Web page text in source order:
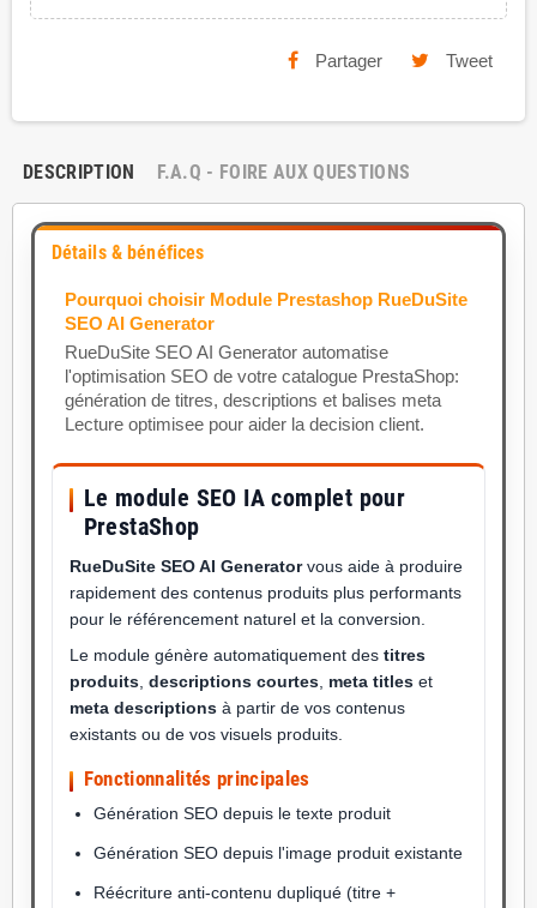
Partager Tweet
DESCRIPTION F.A.Q - FOIRE AUX QUESTIONS
Détails & bénéfices
Pourquoi choisir Module Prestashop RueDuSite
SEO AI Generator
RueDuSite SEO AI Generator automatise
l'optimisation SEO de votre catalogue PrestaShop:
génération de titres, descriptions et balises meta
Lecture optimisee pour aider la decision client.
Le module SEO IA complet pour
PrestaShop
RueDuSite SEO AI Generatorvous aide à produire
rapidement des contenus produits plus performants
pour le référencement naturel et la conversion.
Le module génère automatiquement des titres
produits, descriptions courtes, meta titleset
meta descriptionsà partir de vos contenus
existants ou de vos visuels produits.
Fonctionnalités principales
Génération SEO depuis le texte produit
Génération SEO depuis l'image produit existante
Réécriture anti-contenu dupliqué (titre +